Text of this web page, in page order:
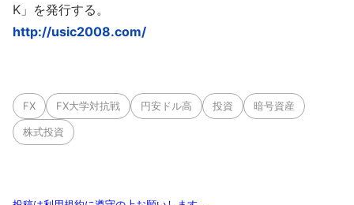
K」を発行する。
http://usic2008.com/
FX FX大学対抗戦 円安ドル高 投資 暗号資産
株式投資